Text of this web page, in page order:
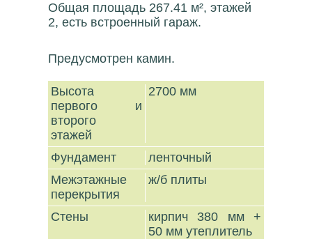
Общая площадь 267.41 м², этажей
2, есть встроенный гараж.
Предусмотрен камин.
Высота
первого и
второго
этажей
2700 мм
Фундамент
ленточный
Межэтажные
перекрытия
ж/б плиты
Стены
кирпич 380 мм +
50 мм утеплитель